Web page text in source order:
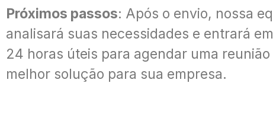
Próximos passos: Após o envio, nossa
analisará suas necessidades e entrará
24 horas úteis para agendar uma
melhor solução para sua empresa.